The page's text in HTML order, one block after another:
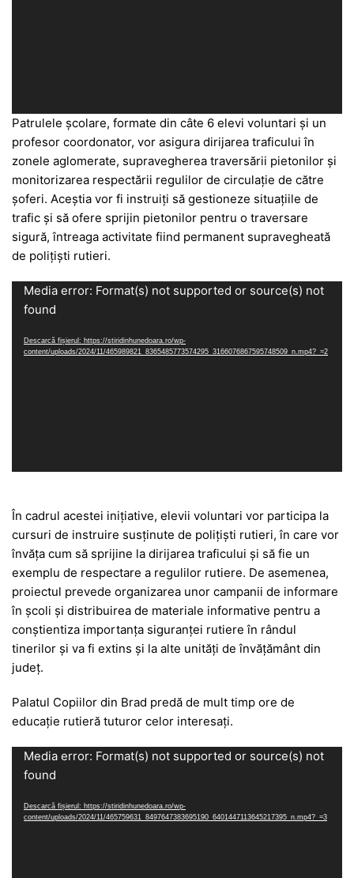
Patrulele școlare, formate din câte 6 elevi voluntari și un
profesor coordonator, vor asigura dirijarea traficului în
zonele aglomerate, supravegherea traversării pietonilor și
monitorizarea respectării regulilor de circulație de către
șoferi. Aceștia vor fi instruiți să gestioneze situațiile de
trafic și să ofere sprijin pietonilor pentru o traversare
sigură, întreaga activitate fiind permanent supravegheată
de polițiști rutieri.
Player
video
Media error: Format(s) not supported or source(s) not
found
Descarcă fișierul: https://stiridinhunedoara.ro/wp-
content/uploads/2024/11/465989821_8365485773574295_3166076867595748509_n.mp4?_=2
În cadrul acestei inițiative, elevii voluntari vor participa la
cursuri de instruire susținute de polițiști rutieri, în care vor
învăța cum să sprijine la dirijarea traficului și să fie un
exemplu de respectare a regulilor rutiere. De asemenea,
proiectul prevede organizarea unor campanii de informare
în școli și distribuirea de materiale informative pentru a
conștientiza importanța siguranței rutiere în rândul
tinerilor și va fi extins și la alte unități de învățământ din
județ.
Palatul Copiilor din Brad predă de mult timp ore de
educație rutieră tuturor celor interesați.
Player
video
Media error: Format(s) not supported or source(s) not
found
Descarcă fișierul: https://stiridinhunedoara.ro/wp-
content/uploads/2024/11/465759631_8497647383695190_6401447113645217395_n.mp4?_=3